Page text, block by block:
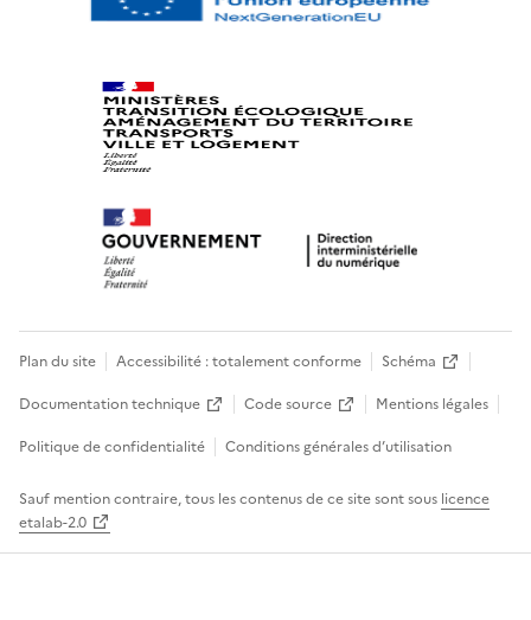
Plan du site Accessibilité : totalement conforme
Schéma
Documentation technique
Code source
Mentions légales
Politique de confidentialité
Conditions générales d’utilisation
Sauf mention contraire, tous les contenus de ce site sont sous licence
etalab-2.0